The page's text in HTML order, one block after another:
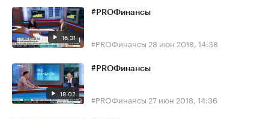
16:31
#PROФинансы
#PROФинансы 28 июн 2018, 14:38
18:02
#PROФинансы
#PROФинансы 27 июн 2018, 14:36